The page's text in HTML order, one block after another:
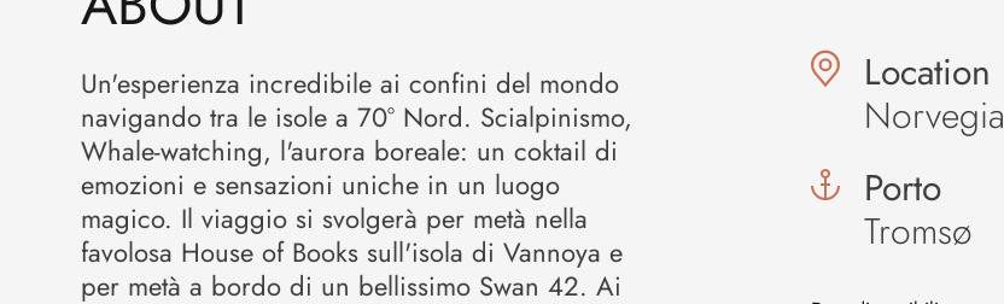
Un'esperienza incredibile ai confini del mondo
navigando tra le isole a 70° Nord. Scialpinismo,
Whale-watching, l'aurora boreale: un coktail di
emozioni e sensazioni uniche in un luogo
magico. Il viaggio si svolgerà per metà nella
favolosa House of Books sull'isola di Vannoya e
per metà a bordo di un bellissimo Swan 42. Ai
Location
Norvegia
Porto
Tromsø